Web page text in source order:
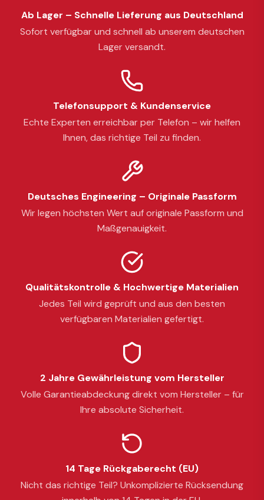
Ab Lager – Schnelle Lieferung aus Deutschland
Sofort verfügbar und schnell ab unserem deutschen
Lager versandt.
Telefonsupport & Kundenservice
Echte Experten erreichbar per Telefon – wir helfen
Ihnen, das richtige Teil zu finden.
Deutsches Engineering – Originale Passform
Wir legen höchsten Wert auf originale Passform und
Maßgenauigkeit.
Qualitätskontrolle & Hochwertige Materialien
Jedes Teil wird geprüft und aus den besten
verfügbaren Materialien gefertigt.
2 Jahre Gewährleistung vom Hersteller
Volle Garantieabdeckung direkt vom Hersteller – für
Ihre absolute Sicherheit.
14 Tage Rückgaberecht (EU)
Nicht das richtige Teil? Unkomplizierte Rücksendung